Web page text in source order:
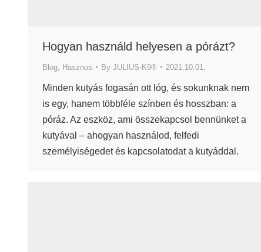
Hogyan használd helyesen a pórázt?
Blog Hasznos By JULIUS-K9® 2021.10.01.
Minden kutyás fogasán ott lóg, és sokunknak nem
is egy, hanem többféle színben és hosszban: a
póráz. Az eszköz, ami összekapcsol bennünket a
kutyával – ahogyan használod, felfedi
személyiségedet és kapcsolatodat a kutyáddal.